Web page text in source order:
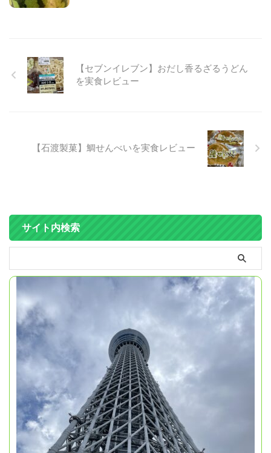
【セブンイレブン】おだし香るざるうどん
を実食レビュー
【石渡製菓】鯛せんべいを実食レビュー
サイト内検索